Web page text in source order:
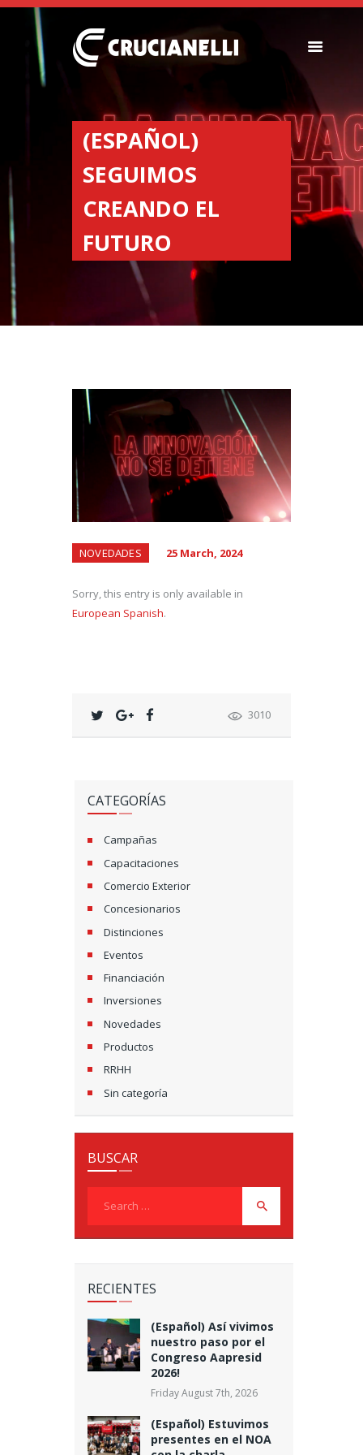
(ESPAÑOL)
SEGUIMOS
CREANDO EL
FUTURO
SEEDERS
FERTILIZER
SPREADERS
ABOUT US
DEALERSHIPS
NEWS
COMPANY
CONTACT
NOVEDADES 25 March, 2024
Sorry, this entry is only available in
European Spanish.
3010
CATEGORÍAS
Campañas
Capacitaciones
Comercio Exterior
Concesionarios
Distinciones
Eventos
Financiación
Inversiones
Novedades
Productos
RRHH
Sin categoría
BUSCAR
RECIENTES
(Español) Así vivimos
nuestro paso por el
Congreso Aapresid
2026!
Friday August 7th, 2026
(Español) Estuvimos
presentes en el NOA